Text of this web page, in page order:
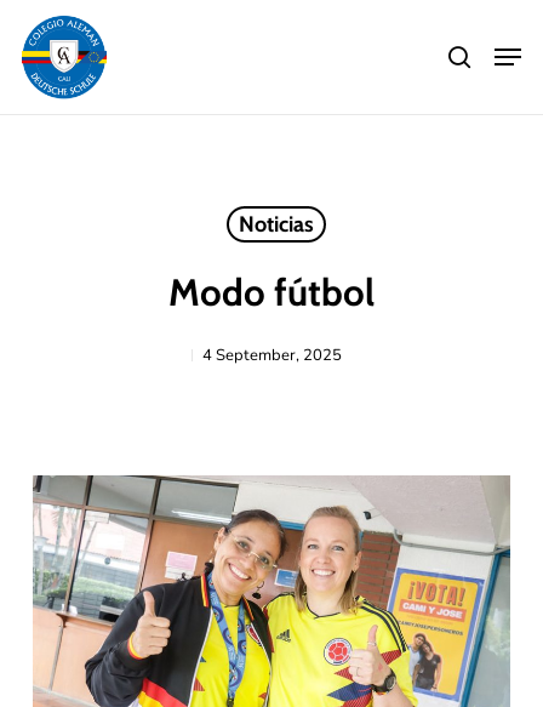
main
content
search
Noticias
Modo fútbol
4 September, 2025